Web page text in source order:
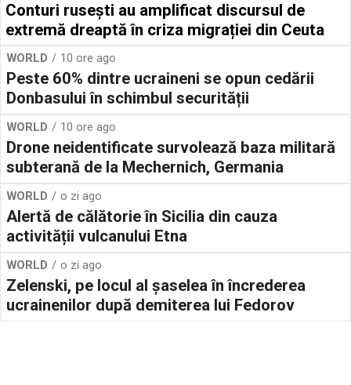
Conturi rusești au amplificat discursul de
extremă dreaptă în criza migrației din Ceuta
WORLD 10 ore ago
Peste 60% dintre ucraineni se opun cedării
Donbasului în schimbul securității
WORLD 10 ore ago
Drone neidentificate survolează baza militară
subterană de la Mechernich, Germania
WORLD o zi ago
Alertă de călătorie în Sicilia din cauza
activității vulcanului Etna
WORLD o zi ago
Zelenski, pe locul al șaselea în încrederea
ucrainenilor după demiterea lui Fedorov